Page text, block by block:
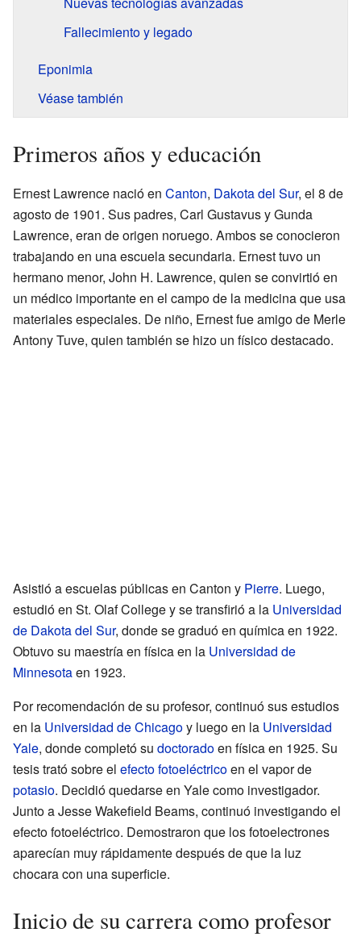
Fallecimiento y legado
Eponimia
Véase también
Primeros años y educación
Ernest Lawrence nació en Canton, Dakota del Sur, el 8 de
agosto de 1901. Sus padres, Carl Gustavus y Gunda
Lawrence, eran de origen noruego. Ambos se conocieron
trabajando en una escuela secundaria. Ernest tuvo un
hermano menor, John H. Lawrence, quien se convirtió en
un médico importante en el campo de la medicina que usa
materiales especiales. De niño, Ernest fue amigo de Merle
Antony Tuve, quien también se hizo un físico destacado.
Asistió a escuelas públicas en Canton y Pierre. Luego,
estudió en St. Olaf College y se transfirió a la Universidad
de Dakota del Sur, donde se graduó en química en 1922.
Obtuvo su maestría en física en la Universidad de
Minnesotaen 1923.
Por recomendación de su profesor, continuó sus estudios
en la Universidad de Chicagoy luego en la Universidad
Yale, donde completó su doctoradoen física en 1925. Su
tesis trató sobre el efecto fotoeléctricoen el vapor de
potasio. Decidió quedarse en Yale como investigador.
Junto a Jesse Wakefield Beams, continuó investigando el
efecto fotoeléctrico. Demostraron que los fotoelectrones
aparecían muy rápidamente después de que la luz
chocara con una superficie.
Inicio de su carrera como profesor